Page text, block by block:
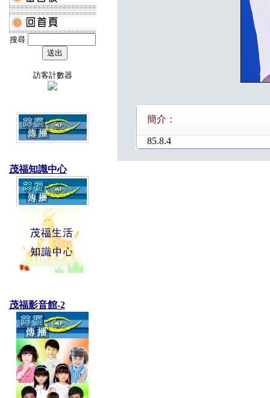
搜尋
訪客計數器
茂福知識中心
茂福影音館-2
簡介：
85.8.4